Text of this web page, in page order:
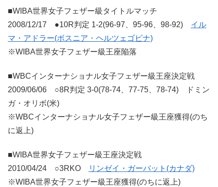
■WIBA世界女子フェザー級タイトルマッチ
2008/12/17 ●10R判定 1-2(96-97、95-96、98-92) イル
マ・アドラー(ボスニア・ヘルツェゴビナ)
※WIBA世界女子フェザー級王座陥落
■WBCインターナショナル女子フェザー級王座決定戦
2009/06/06 ○8R判定 3-0(78-74、77-75、78-74) ドミン
ガ・オリボ(米)
※WBCインターナショナル女子フェザー級王座獲得(のち
に返上)
■WIBA世界女子フェザー級王座決定戦
2010/04/24 ○3RKO
リンゼイ・ガーバット(カナダ)
※WIBA世界女子フェザー級王座獲得(のちに返上)